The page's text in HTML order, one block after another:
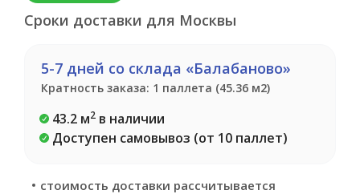
Сроки доставки для Москвы
5-7 дней со склада «Балабаново»
Кратность заказа: 1 паллета (45.36 м2)
43.2 м2 в наличии
Доступен самовывоз (от 10 паллет)
стоимость доставки рассчитывается